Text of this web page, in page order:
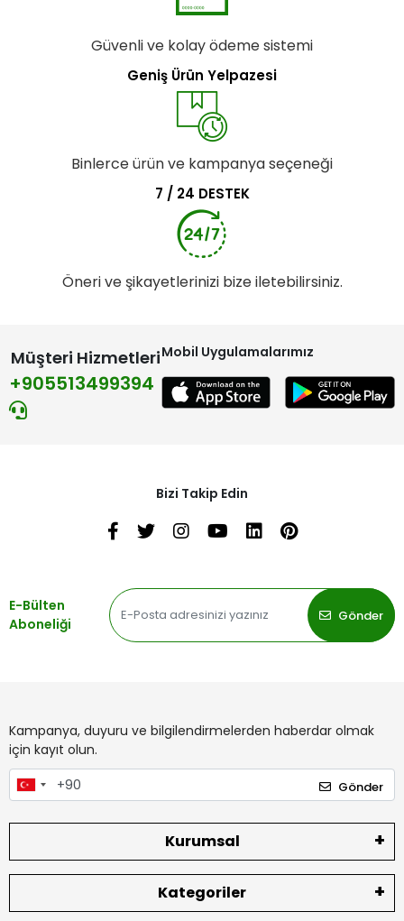
Güvenli ve kolay ödeme sistemi
Geniş Ürün Yelpazesi
Binlerce ürün ve kampanya seçeneği
7 / 24 DESTEK
Öneri ve şikayetlerinizi bize iletebilirsiniz.
Müşteri Hizmetleri
+905513499394
Mobil Uygulamalarımız
Bizi Takip Edin
E-Bülten
Aboneliği
Gönder
Kampanya, duyuru ve bilgilendirmelerden haberdar olmak
için kayıt olun.
Gönder
Kurumsal
Kategoriler